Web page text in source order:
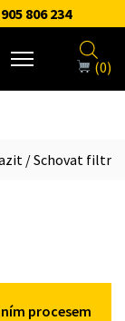
806 234
(0)
/ Schovat filtr
procesem